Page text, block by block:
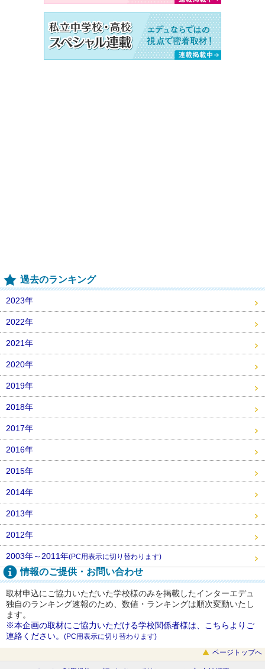
過去のランキング
2023年
2022年
2021年
2020年
2019年
2018年
2017年
2016年
2015年
2014年
2013年
2012年
2003年～2011年(PC用表示に切り替わります)
情報のご提供・お問い合わせ
取材申込にご協力いただいた学校様のみを掲載したインターエデュ
独自のランキング速報のため、数値・ランキングは順次変動いたし
ます。
※本企画の取材にご協力いただける学校関係者様は、こちらよりご
連絡ください。 (PC用表示に切り替わります)
ページトップへ